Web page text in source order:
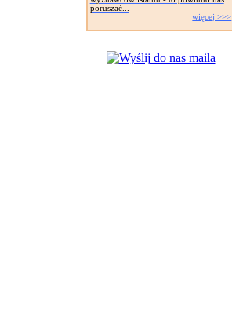
poruszać...
więcej >>>